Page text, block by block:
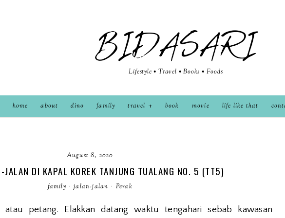
BIDASARI
Lifestyle • Travel • Books • Foods
home about dino family travel book movie life like that
August 8, 2020
JALAN DI KAPAL KOREK TANJUNG TUALANG NO. 5 (TT5)
family · jalan-jalan · Perak
petang. Elakkan datang waktu tengahari sebab kawasan